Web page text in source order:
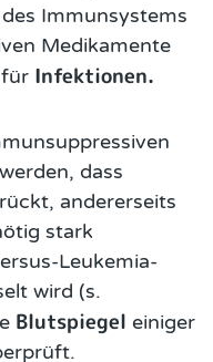
Immunsystems
Medikamente
Infektionen.
dass
andererseits
stark
Leukemia-
wird (s.
Blutspiegel einiger